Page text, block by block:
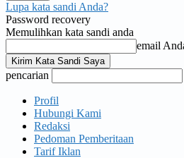
Lupa kata sandi Anda?
Password recovery
Memulihkan kata sandi anda
email
pencarian
Profil
Hubungi Kami
Redaksi
Pedoman Pemberitaan
Tarif Iklan